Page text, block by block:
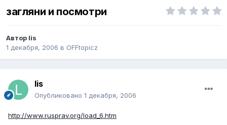
загляни и посмотри
Автор lis
1 декабря, 2006 в OFFtopicz
lis
Опубликовано 1 декабря, 2006
http://www.rusprav.org/load_6.htm